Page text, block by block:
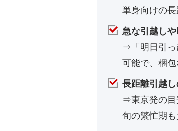
単身向けの長
急な引越し
⇒「明日引っ
可能で、梱包
長距離引越
⇒東京発の目
旬の繁忙期も